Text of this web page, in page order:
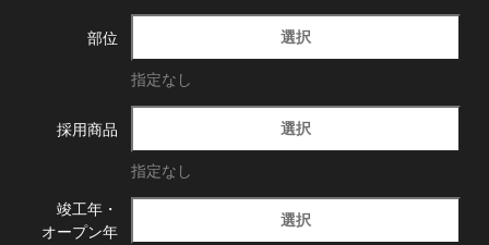
部位 選択
指定なし
採用商品 選択
指定なし
竣工年・
オープン年
選択